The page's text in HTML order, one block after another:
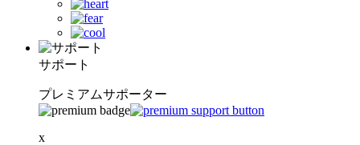
サポート
プレミアムサポーター
x